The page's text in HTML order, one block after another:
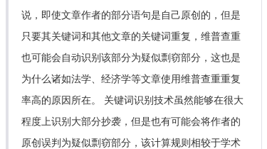
说，即使文章作者的部分语句是自己原创的，但是
只要其关键词和其他文章的关键词重复，维普查重
也可能会自动识别该部分为疑似剽窃部分，这也是
为什么诸如法学、经济学等文章使用维普查重重复
率高的原因所在。 关键词识别技术虽然能够在很大
程度上识别大部分抄袭，但是也有可能会将作者的
原创误判为疑似剽窃部分，该计算规则相较于学术